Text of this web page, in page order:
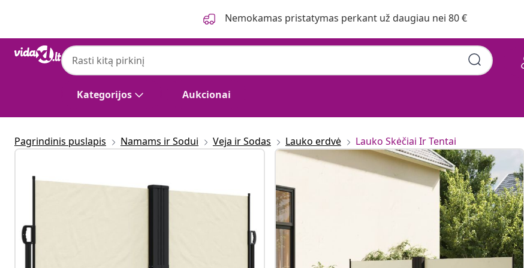
Nemokamas pristatymas perkant už daugiau nei 80 €
Kategorijos Aukcionai
Pagrindinis puslapis Namams ir Sodui Veja ir Sodas Lauko erdvė Lauko Skėčiai Ir Tentai